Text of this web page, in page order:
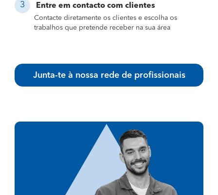
Entre em contacto com clientes
Contacte diretamente os clientes e escolha os
trabalhos que pretende receber na sua área
Junta-te à nossa rede de profissionais